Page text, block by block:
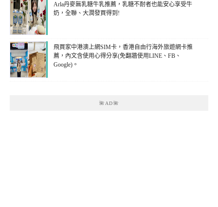
Arla丹麥無乳糖牛乳推薦，乳糖不耐者也能安心享受牛
奶，全聯、大潤發買得到!
飛買家中港澳上網SIM卡，香港自由行海外旅遊網卡推
薦，內文含使用心得分享(免翻牆使用LINE、FB、
Google)。
🌺AD🌺